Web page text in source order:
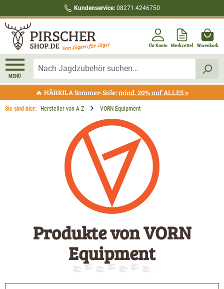
Kundenservice: 08271 4246750
Ihr Konto Merkzettel Warenkorb
MENÜ
🔥 HÄRKILA Sommer-Sale:mind. 20% auf ALLES »
Sie sind hier: Hersteller von A-Z VORN Equipment
Produkte von VORN
Equipment